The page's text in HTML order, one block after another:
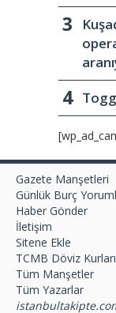
Gazete Manşetleri
Günlük Burç
Haber Gönder
İletişim
Sitene Ekle
TCMB Döviz
Tüm Manşetler
Tüm Yazarlar